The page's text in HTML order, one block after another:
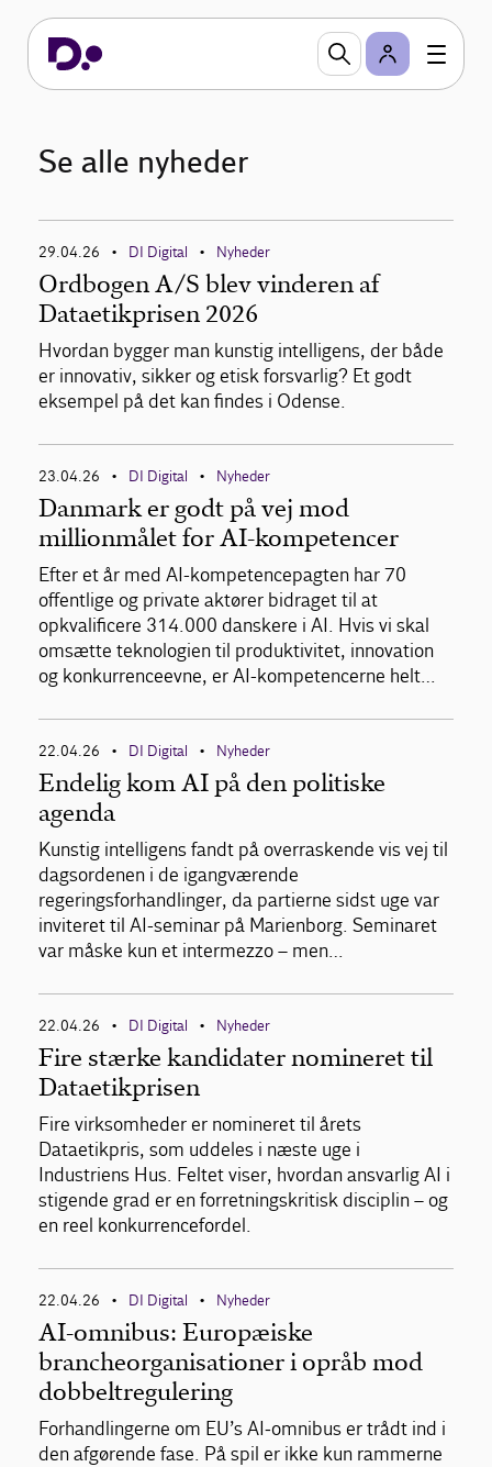
Se alle nyheder
29.04.26 • DI Digital • Nyheder
Ordbogen A/S blev vinderen af
Dataetikprisen 2026
Hvordan bygger man kunstig intelligens, der både
er innovativ, sikker og etisk forsvarlig? Et godt
eksempel på det kan findes i Odense.
23.04.26 • DI Digital • Nyheder
Danmark er godt på vej mod
millionmålet for AI-kompetencer
Efter et år med AI-kompetencepagten har 70
offentlige og private aktører bidraget til at
opkvalificere 314.000 danskere i AI. Hvis vi skal
omsætte teknologien til produktivitet, innovation
og konkurrenceevne, er AI-kompetencerne helt…
22.04.26 • DI Digital • Nyheder
Endelig kom AI på den politiske
agenda
Kunstig intelligens fandt på overraskende vis vej til
dagsordenen i de igangværende
regeringsforhandlinger, da partierne sidst uge var
inviteret til AI-seminar på Marienborg. Seminaret
var måske kun et intermezzo – men…
22.04.26 • DI Digital • Nyheder
Fire stærke kandidater nomineret til
Dataetikprisen
Fire virksomheder er nomineret til årets
Dataetikpris, som uddeles i næste uge i
Industriens Hus. Feltet viser, hvordan ansvarlig AI i
stigende grad er en forretningskritisk disciplin – og
en reel konkurrencefordel.
22.04.26 • DI Digital • Nyheder
AI-omnibus: Europæiske
brancheorganisationer i opråb mod
dobbeltregulering
Forhandlingerne om EU’s AI‑omnibus er trådt ind i
den afgørende fase. På spil er ikke kun rammerne